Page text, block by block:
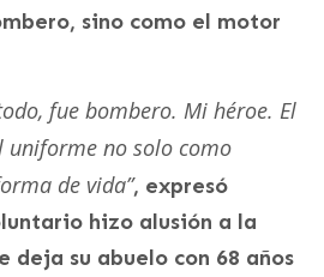
sino como el motor
fue bombero. Mi héroe. El
uniforme no solo como
de vida”, expresó
hizo alusión a la
deja su abuelo con 68 años